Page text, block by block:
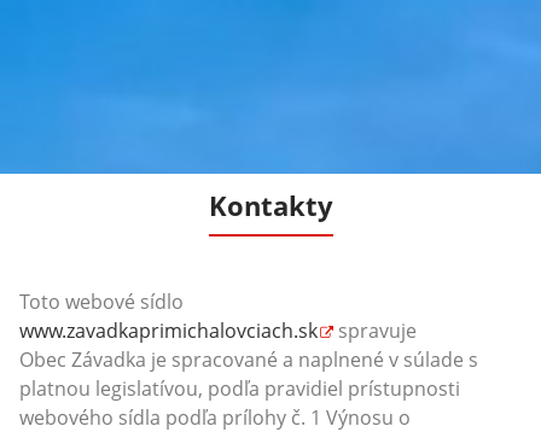
Kontakty
Toto webové sídlo
www.zavadkaprimichalovciach.sk
spravuje
Obec Závadka je spracované a naplnené v súlade s
platnou legislatívou, podľa pravidiel prístupnosti
webového sídla podľa prílohy č. 1 Výnosu o